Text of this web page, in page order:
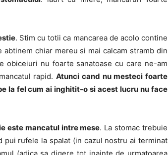
. Stim cu totii ca mancarea de acolo contine
chiar mereu si mai calcam stramb din
obiceiuri nu foarte sanatoase cu care ne-am
rapid.Atunci cand nu mesteci foarte
la fel cum ai inghitit-o si acest lucru nu face
este mancatul intre mese. La stomac trebuie
pui rufele la spalat (in cazul nostru ai terminat